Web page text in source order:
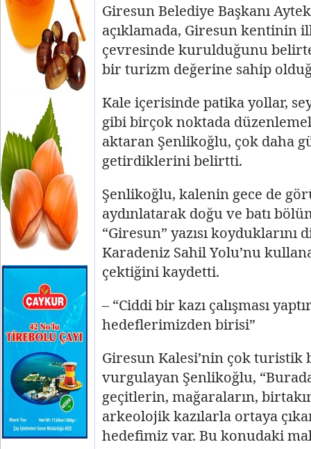
Giresun Belediye Başkanı
açıklamada, Giresun kentinin
çevresinde kurulduğunu
bir turizm değerine sahip
Kale içerisinde patika yollar,
gibi birçok noktada
aktaran Şenlikoğlu, çok daha
getirdiklerini belirtti.
Şenlikoğlu, kalenin gece de
aydınlatarak doğu ve batı
“Giresun” yazısı
Karadeniz Sahil Yolu’nu
çektiğini kaydetti.
– “Ciddi bir kazı çalışması
hedeflerimizden birisi”
Giresun Kalesi’nin çok
vurgulayan Şenlikoğlu,
geçitlerin, mağaraların,
arkeolojik kazılarla ortaya
hedefimiz var. Bu konudaki